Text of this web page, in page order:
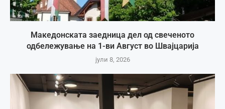
Македонската заедница дел од свеченото
одбележување на 1-ви Август во Швајцарија
јули 8, 2026